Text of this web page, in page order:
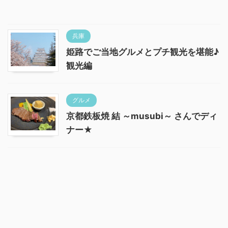
兵庫
姫路でご当地グルメとプチ観光を堪能♪
観光編
グルメ
京都鉄板焼 結 ～musubi～ さんでディ
ナー★